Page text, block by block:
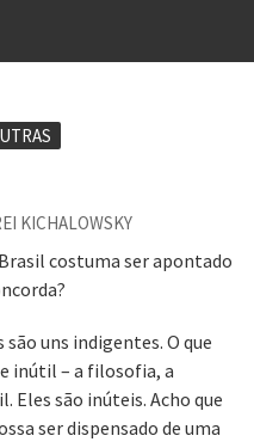
sucesso
à tristeza”
KICHALOWSKY
costuma ser apontado
uns indigentes. O que
inútil – a filosofia, a
são inúteis. Acho que
ser dispensado de uma